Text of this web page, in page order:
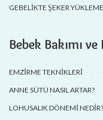
GEBELIKTE ŞEKER
Bebek Bakımı
EMZIRME TEKNIKLERI
ANNE SÜTÜ NASIL ARTAR?
LOHUSALIK DÖNEMI NEDIR?